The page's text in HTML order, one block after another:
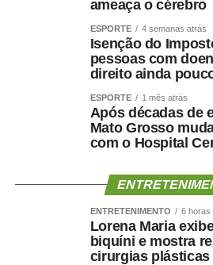
ameaça o cérebro
ESPORTE 4 semanas atrás
Isenção do
pessoas com
direito ainda
ESPORTE 1 mês atrás
Após décadas de
Mato Grosso
com o Hospital
ENTRETENIMENTO 6 horas
Lorena Maria
biquíni e mostra
cirurgias plásticas